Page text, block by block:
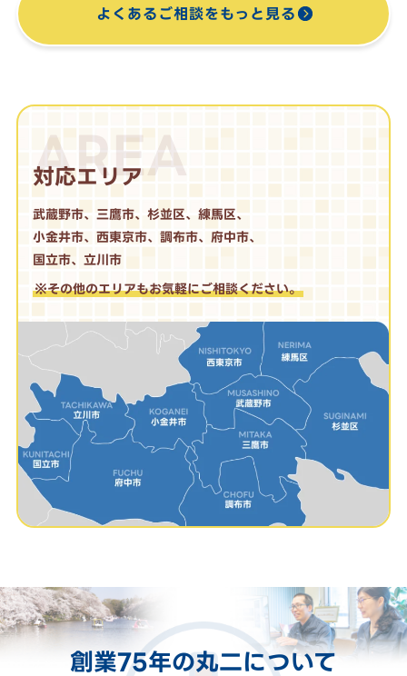
よくあるご相談をもっと見る
AREA
対応エリア
武蔵野市、三鷹市、杉並区、練馬区、
小金井市、西東京市、調布市、府中市、
国立市、立川市
※その他のエリアもお気軽にご相談ください。
創業75年の丸二について